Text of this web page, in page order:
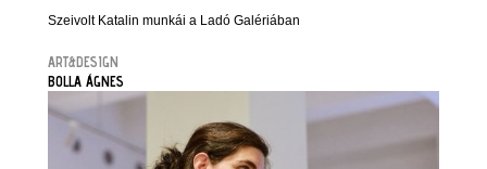
Szeivolt Katalin munkái a Ladó Galériában
ART&DESIGN
BOLLA ÁGNES